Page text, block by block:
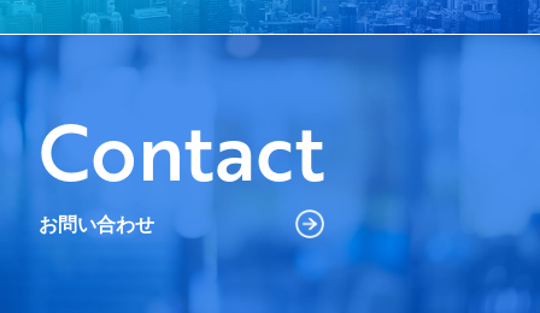
Contact
お問い合わせ